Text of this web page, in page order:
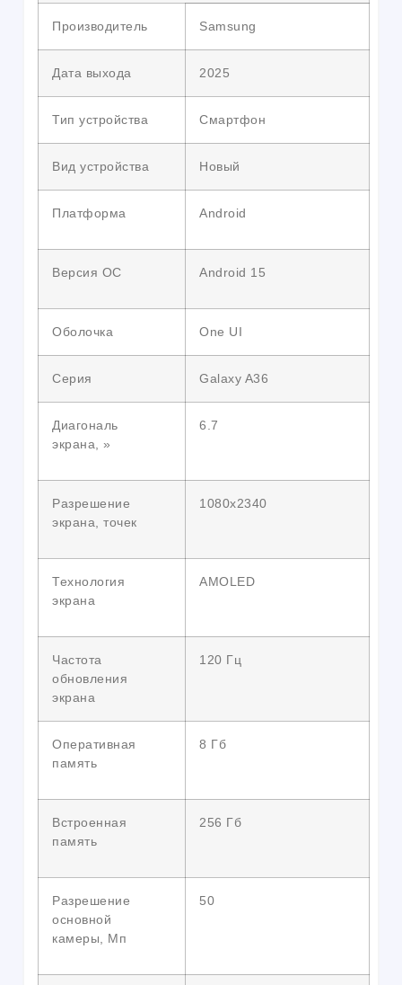
Производитель Samsung
Дата выхода 2025
Тип устройства Смартфон
Вид устройства Новый
Платформа Android
Версия ОС Android 15
Оболочка One UI
Серия Galaxy A36
Диагональ
экрана, »
6.7
Разрешение
экрана, точек
1080х2340
Технология
экрана
AMOLED
Частота
обновления
экрана
120 Гц
Оперативная
память
8 Гб
Встроенная
память
256 Гб
Разрешение
основной
камеры, Мп
50